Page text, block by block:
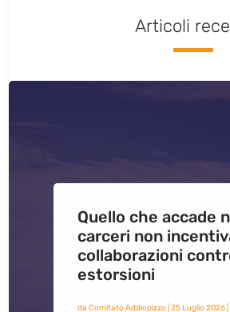
Articoli
Quello che accade
carceri non
collaborazioni
estorsioni
da Comitato Addiopizzo| 25 Luglio 2026|